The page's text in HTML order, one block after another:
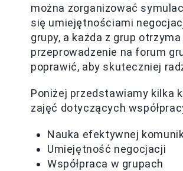
można zorganizować
się umiejętnościami
grupy, a każda z grup
przeprowadzenie na forum
poprawić, aby skuteczniej
Poniżej przedstawiamy kilka
zajęć dotyczących
Nauka efektywnej
Umiejętność negocjacji
Współpraca w grupach